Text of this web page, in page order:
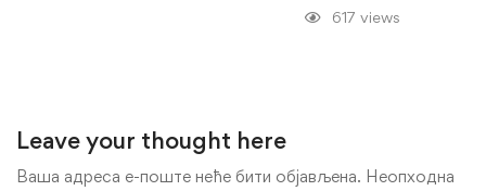
617 views
Leave your thought here
Ваша адреса е-поште неће бити објављена. Неопходна